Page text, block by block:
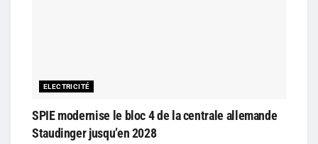
ELECTRICITÉ
SPIE modernise le bloc 4 de la centrale allemande
Staudinger jusqu’en 2028